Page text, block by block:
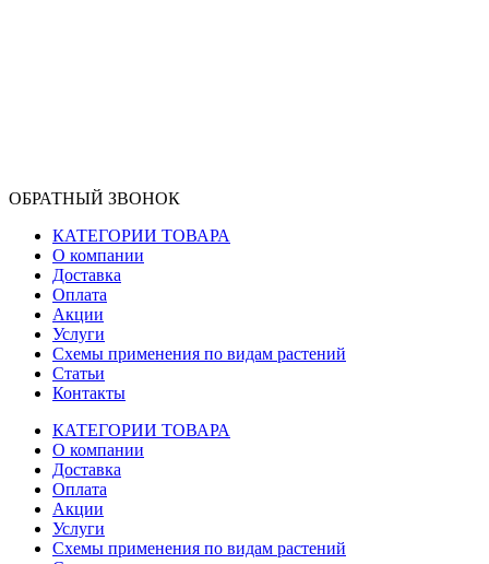
ОБРАТНЫЙ ЗВОНОК
КАТЕГОРИИ ТОВАРА
О компании
Доставка
Оплата
Акции
Услуги
Схемы применения по видам растений
Статьи
Контакты
КАТЕГОРИИ ТОВАРА
О компании
Доставка
Оплата
Акции
Услуги
Схемы применения по видам растений